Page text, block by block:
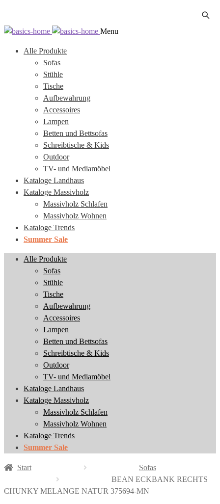
Zur
springen
Zum
springen
Menu
Alle Produkte
Sofas
Stühle
Tische
Aufbewahrung
Accessoires
Lampen
Betten und Bettsofas
Schreibtische & Kids
Outdoor
TV- und Mediamöbel
Kataloge Landhaus
Kataloge Massivholz
Massivholz Schlafen
Massivholz Wohnen
Kataloge Trends
Summer Sale
Alle Produkte
Sofas
Stühle
Tische
Aufbewahrung
Accessoires
Lampen
Betten und Bettsofas
Schreibtische & Kids
Outdoor
TV- und Mediamöbel
Kataloge Landhaus
Kataloge Massivholz
Massivholz Schlafen
Massivholz Wohnen
Kataloge Trends
Summer Sale
Start
Sofas
BEAN ECKBANK RECHTS
CHUNKY MELANGE NATUR 375694-MN